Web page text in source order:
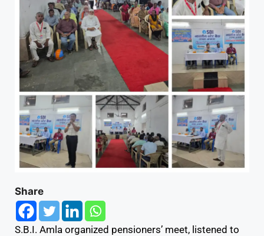
Share
S.B.I. Amla organized pensioners’ meet, listened to